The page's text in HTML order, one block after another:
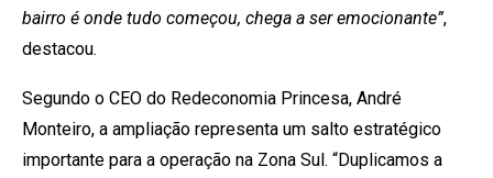
bairro é onde tudo começou, chega a ser emocionante”,
destacou.
Segundo o CEO do Redeconomia Princesa, André
Monteiro, a ampliação representa um salto estratégico
importante para a operação na Zona Sul. “Duplicamos a